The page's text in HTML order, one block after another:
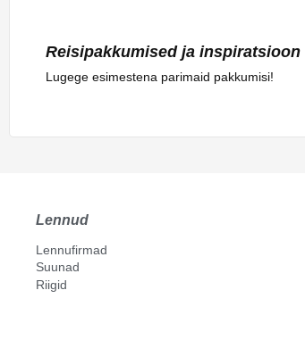
Reisipakkumised ja inspiratsioon
Lugege esimestena parimaid pakkumisi!
Lennud
Lennufirmad
Suunad
Riigid